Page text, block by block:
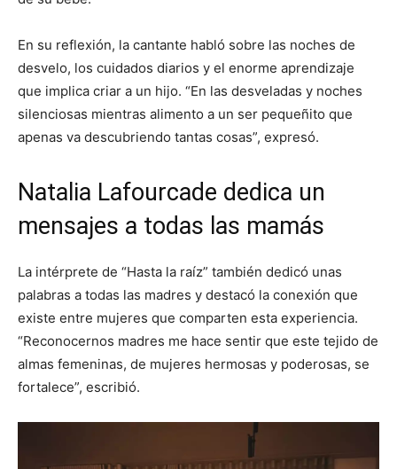
En su reflexión, la cantante habló sobre las noches de
desvelo, los cuidados diarios y el enorme aprendizaje
que implica criar a un hijo. “En las desveladas y noches
silenciosas mientras alimento a un ser pequeñito que
apenas va descubriendo tantas cosas”, expresó.
Natalia Lafourcade dedica un
mensajes a todas las mamás
La intérprete de “Hasta la raíz” también dedicó unas
palabras a todas las madres y destacó la conexión que
existe entre mujeres que comparten esta experiencia.
“Reconocernos madres me hace sentir que este tejido de
almas femeninas, de mujeres hermosas y poderosas, se
fortalece”, escribió.